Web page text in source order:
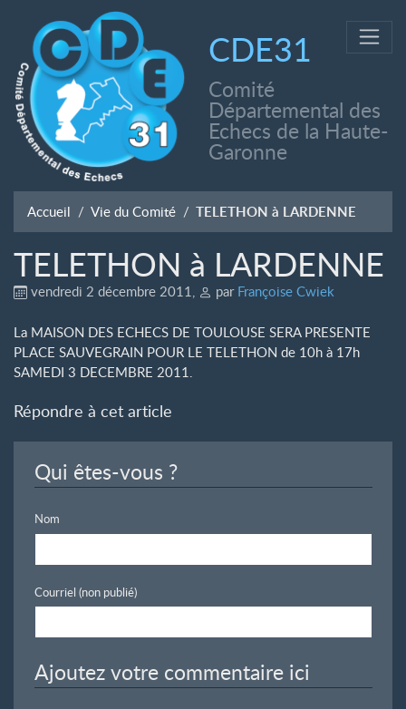
CDE31
Comité
Départemental des
Echecs de la Haute-
Garonne
Accueil Vie du Comité TELETHON à LARDENNE
TELETHON à LARDENNE
vendredi 2 décembre 2011, par Françoise Cwiek
La MAISON DES ECHECS DE TOULOUSE SERA PRESENTE
PLACE SAUVEGRAIN POUR LE TELETHON de 10h à 17h
SAMEDI 3 DECEMBRE 2011.
Répondre à cet article
Qui êtes-vous ?
Nom
Courriel (non publié)
Ajoutez votre commentaire ici